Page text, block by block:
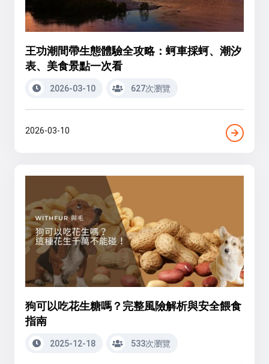
王功潮間帶生態體驗全攻略：蚵車採蚵、潮汐
表、美食景點一次看
2026-03-10 627次瀏覽
2026-03-10
狗可以吃花生糖嗎？完整風險解析與安全餵食
指南
2025-12-18 533次瀏覽